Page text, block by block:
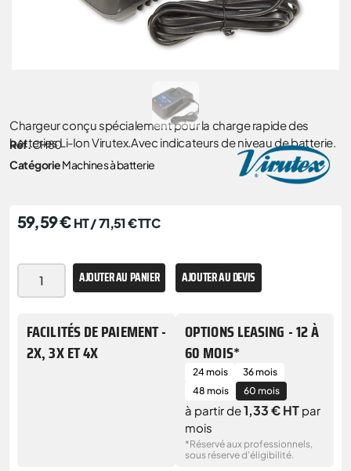
Chargeur conçu spécialement pour la charge rapide des
batteries Li-Ion Virutex.Avec indicateurs de niveau de batterie.
Réf.CH80
CatégorieMachines à batterie
59,59€ HT /71,51€TTC
AJOUTER AU PANIER AJOUTER AU DEVIS
FACILITÉS DE PAIEMENT -
2X, 3X ET 4X
OPTIONS LEASING - 12 À
60 MOIS*
24 mois
36 mois
48 mois
60 mois
à partir de1,33 € HT par
mois
*Réservé aux professionnels,
sous réserve d'éligibilité.